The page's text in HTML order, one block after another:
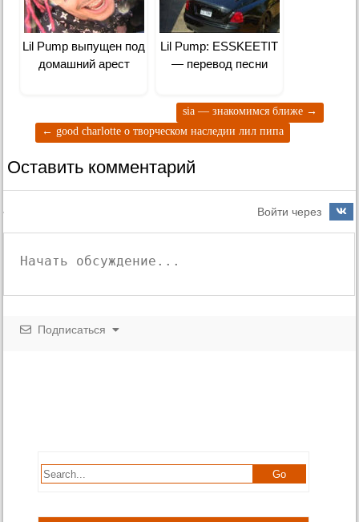
Lil Pump выпущен под
домашний арест
Lil Pump: ESSKEETIT
— перевод песни
sia — знакомимся ближе →
← good charlotte о творческом наследии лил пипа
Оставить комментарий
Войти через
Подписаться